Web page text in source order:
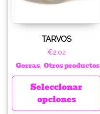
TARVOS
€2.02
Gorras, Otros productos
Seleccionar
opciones